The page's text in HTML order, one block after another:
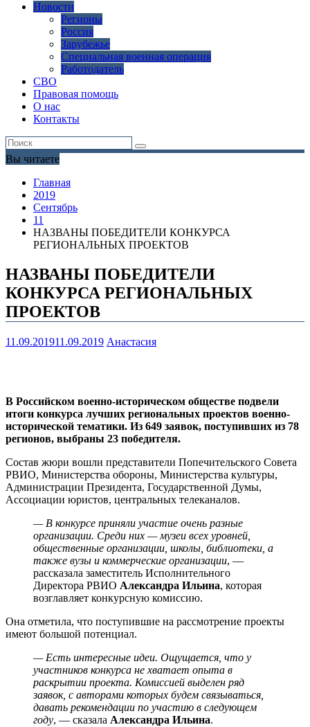
Новости
Регионы
Россия
Зарубежье
Специальная военная операция
Работодатель
СВО
Правовая помощь
О нас
Контакты
Вы читаете
Главная
2019
Сентябрь
11
НАЗВАНЫ ПОБЕДИТЕЛИ КОНКУРСА
РЕГИОНАЛЬНЫХ ПРОЕКТОВ
НАЗВАНЫ ПОБЕДИТЕЛИ
КОНКУРСА РЕГИОНАЛЬНЫХ
ПРОЕКТОВ
11.09.201911.09.2019 Анастасия
В Российском военно-историческом обществе подвели
итоги конкурса лучших региональных проектов военно-
исторической тематики. Из 649 заявок, поступивших из 78
регионов, выбраны 23 победителя.
Состав жюри вошли представители Попечительского Совета
РВИО, Министерства обороны, Министерства культуры,
Администрации Президента, Государственной Думы,
Ассоциации юристов, центральных телеканалов.
— В конкурсе приняли участие очень разные
организации. Среди них — музеи всех уровней,
общественные организации, школы, библиотеки, а
также вузы и коммерческие организации, —
рассказала заместитель Исполнительного
Директора РВИО Александра Ильина, которая
возглавляет конкурсную комиссию.
Она отметила, что поступившие на рассмотрение проекты
имеют большой потенциал.
— Есть интересные идеи. Ощущается, что у
участников конкурса не хватает опыта в
раскрытии проекта. Комиссией выделен ряд
заявок, с авторами которых будем связываться,
давать рекомендации по участию в следующем
году, — сказала Александра Ильина.